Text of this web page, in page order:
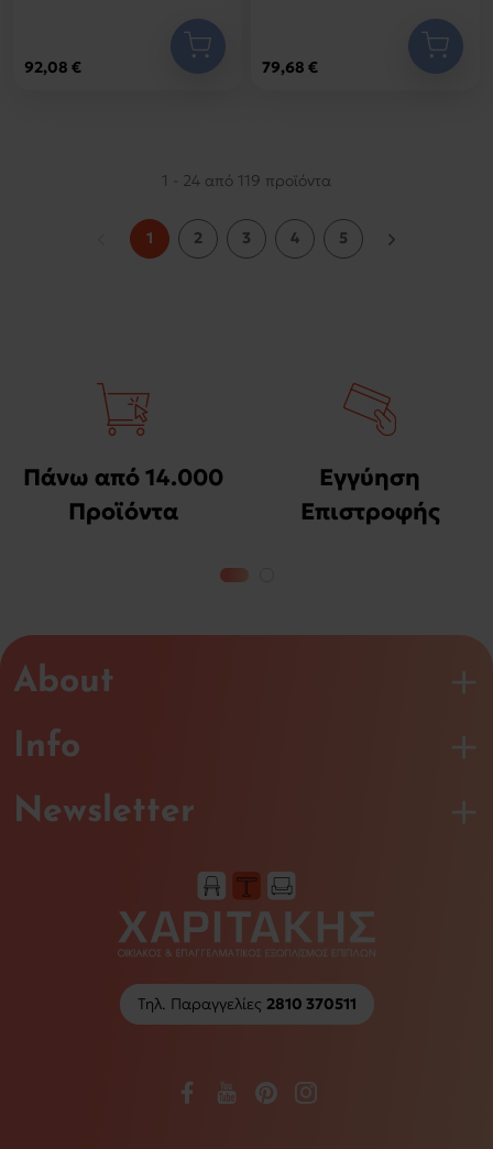
92,08 € 79,68 €
1 - 24 από 119 προϊόντα
1 2 3 4 5
Πάνω από 14.000
Προϊόντα
Εγγύηση
Επιστροφής
About
Info
Τηλ. Παραγγελίες 2810 370511
Newsletter